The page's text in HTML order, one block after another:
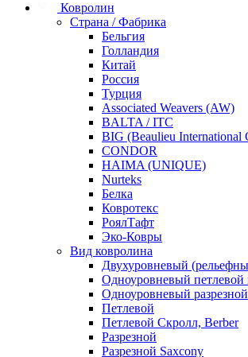
Ковролин
Страна / Фабрика
Бельгия
Голландия
Китай
Россия
Турция
Associated Weavers (AW)
BALTA / ITC
BIG (Beaulieu International
CONDOR
HAIMA (UNIQUE)
Nurteks
Белка
Ковротекс
РоялТафт
Эко-Ковры
Вид ковролина
Двухуровневый
Одноуровневый петлевой
Одноуровневый
Петлевой
Петлевой Скролл, Berber
Разрезной
Разрезной Saxcony